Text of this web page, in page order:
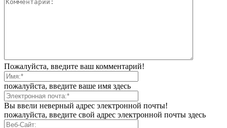
Пожалуйста, введите ваш комментарий!
пожалуйста, введите ваше имя здесь
Вы ввели неверный адрес электронной почты!
пожалуйста, введите свой адрес электронной почты здесь